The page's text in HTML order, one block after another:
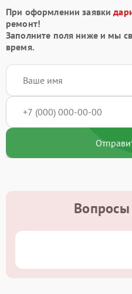
При оформлении заявки
ремонт!
Заполните поля ниже и мы
время.
Вопросы